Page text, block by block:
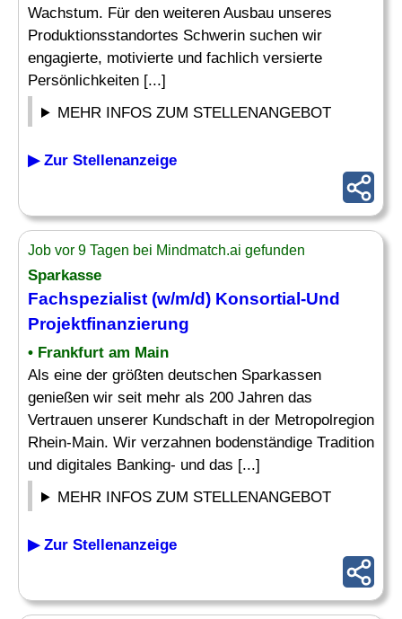
Wachstum. Für den weiteren Ausbau unseres
Produktionsstandortes Schwerin suchen wir
engagierte, motivierte und fachlich versierte
Persönlichkeiten [...]
MEHR INFOS ZUM STELLENANGEBOT
▶ Zur Stellenanzeige
Job vor 9 Tagen bei Mindmatch.ai gefunden
Sparkasse
Fachspezialist (w/m/d) Konsortial-Und
Projektfinanzierung
• Frankfurt am Main
Als eine der größten deutschen Sparkassen
genießen wir seit mehr als 200 Jahren das
Vertrauen unserer Kundschaft in der Metropolregion
Rhein-Main. Wir verzahnen bodenständige Tradition
und digitales Banking- und das [...]
MEHR INFOS ZUM STELLENANGEBOT
▶ Zur Stellenanzeige